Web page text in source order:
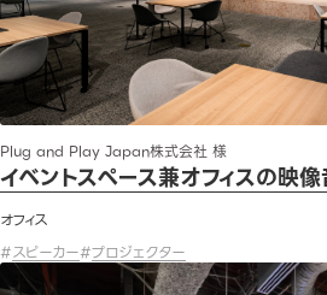
Plug and Play Japan株式会社 様
イベントスペース兼オフィスの映
オフィス
#スピーカー#プロジェクター
プロジェクター増設による会議室の高